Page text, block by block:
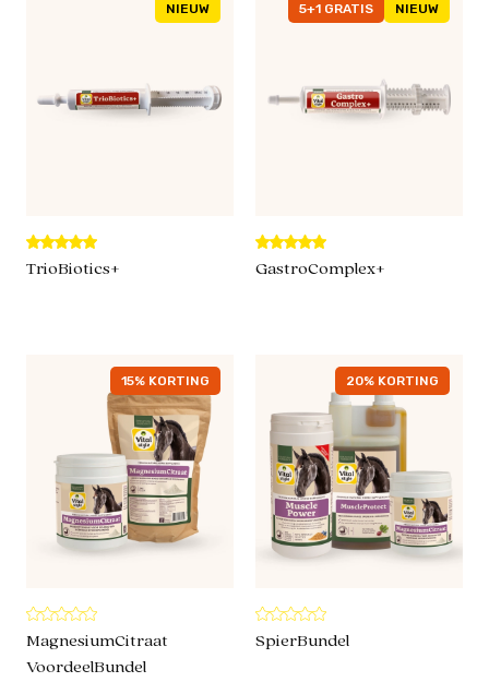
NIEUW
TrioBiotics+
NIEUW
5+1 GRATIS
GastroComplex+
15% KORTING
MagnesiumCitraat
VoordeelBundel
20% KORTING
SpierBundel